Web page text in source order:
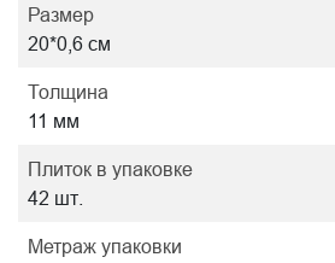
Размер
20*0,6 см
Толщина
11 мм
Плиток в упаковке
42 шт.
Метраж упаковки